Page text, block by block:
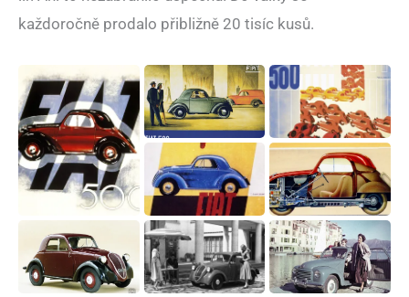
každoročně prodalo přibližně 20 tisíc kusů.